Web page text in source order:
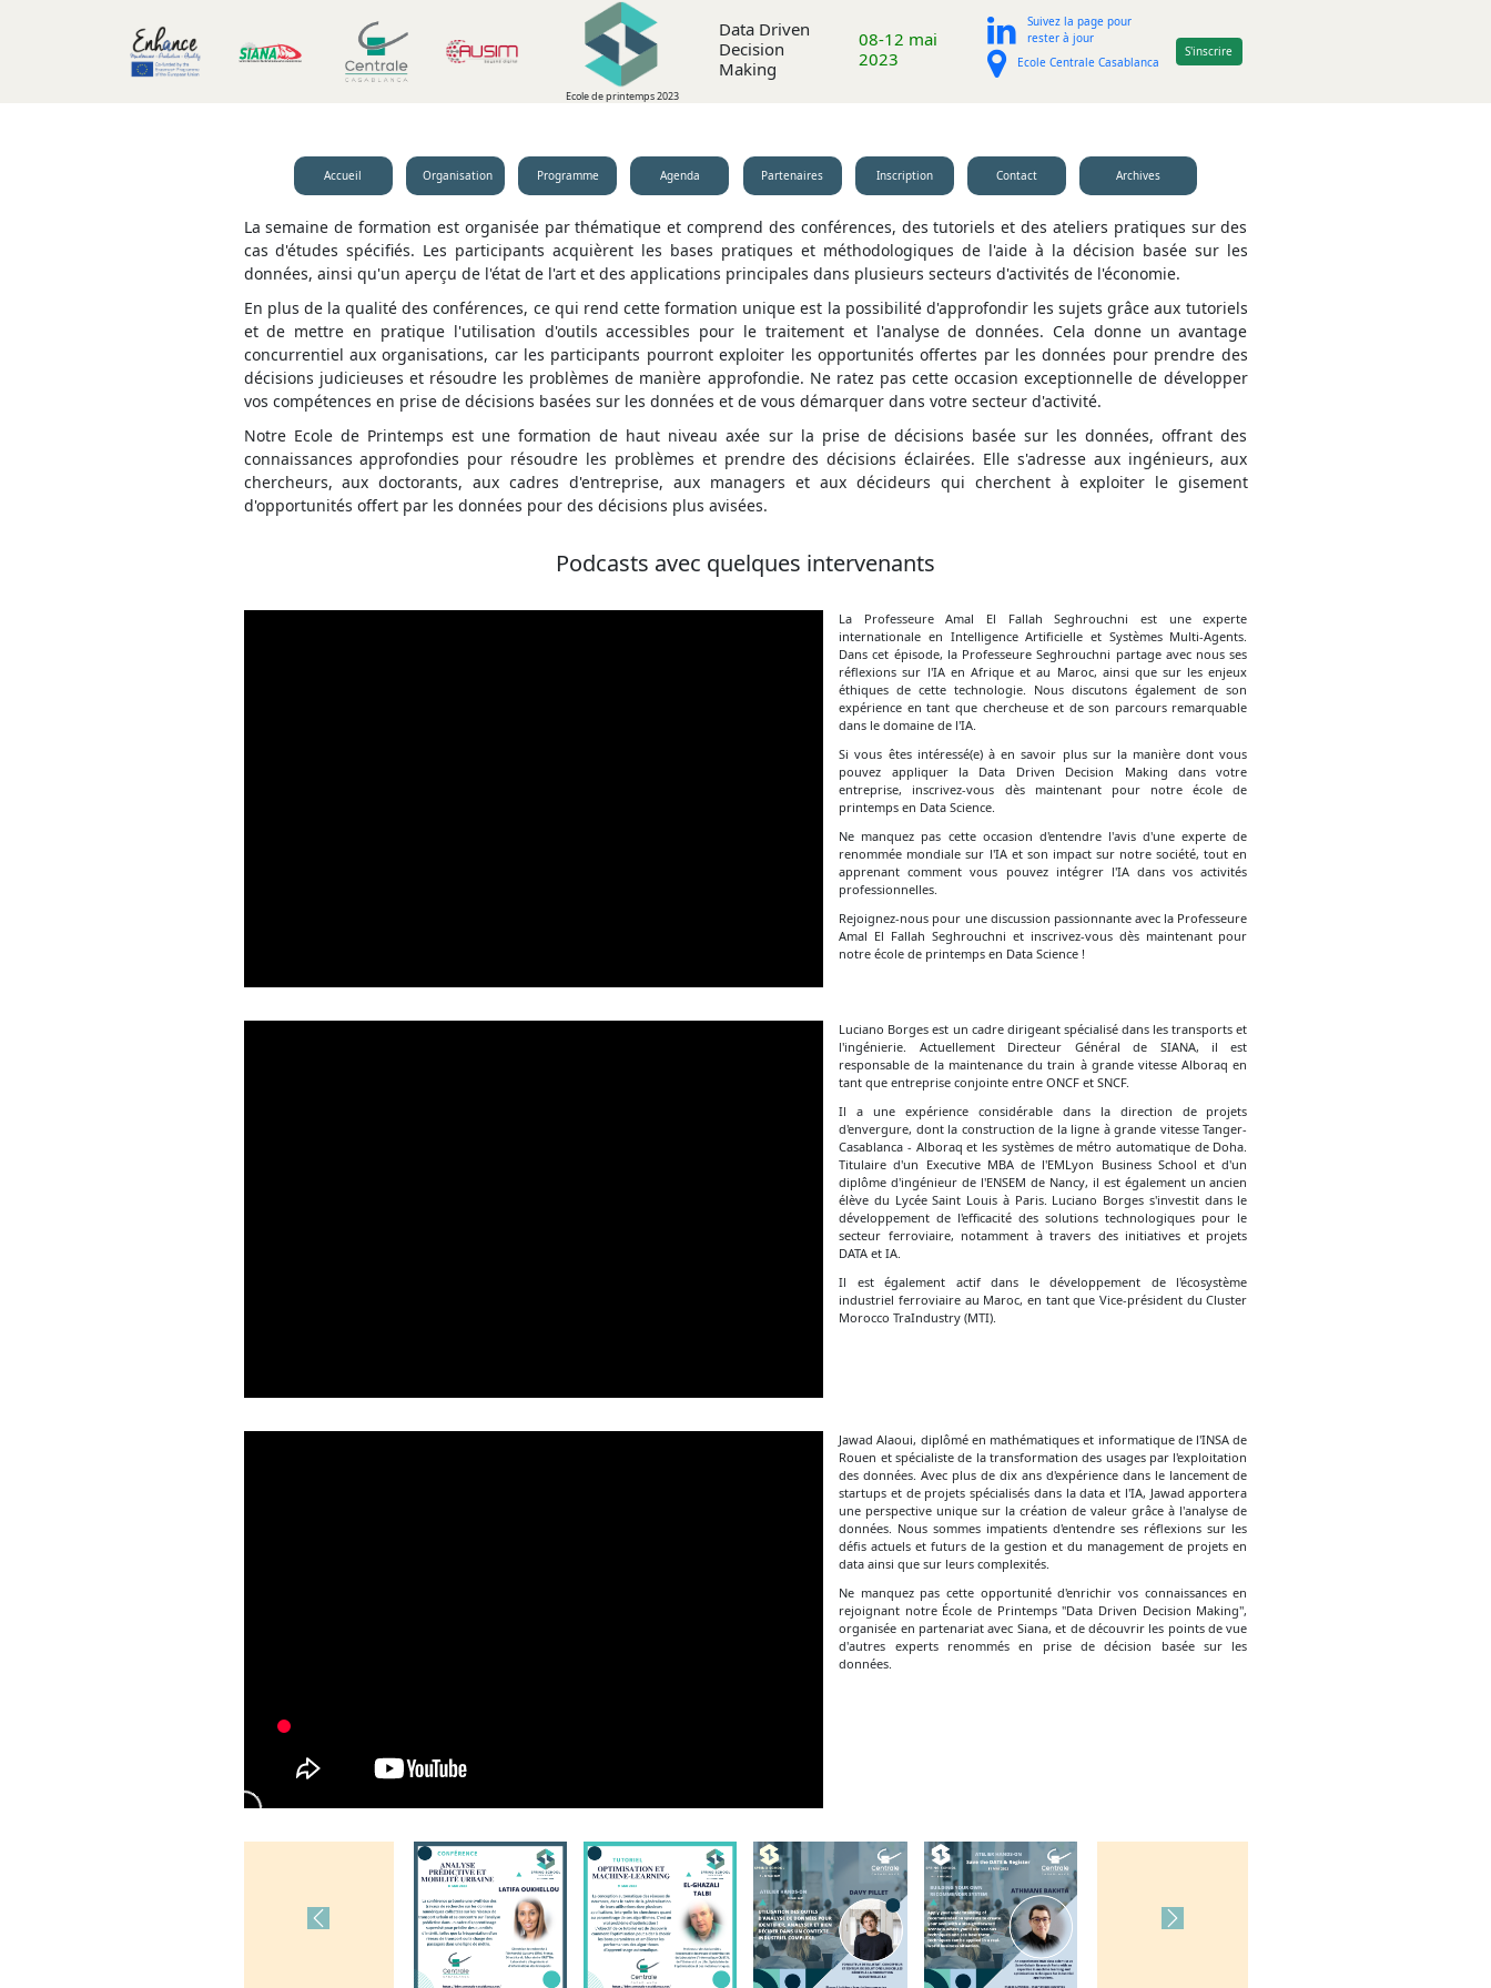
Ecole de printemps 2023
Data Driven
Decision
Making
08-12 mai
2023
Suivez la page pour
rester à jour
Ecole Centrale Casablanca
S'inscrire
Accueil Organisation Programme Agenda Partenaires Inscription Contact Archives
La semaine de formation est organisée par thématique et comprend des conférences, des tutoriels et des ateliers pratiques sur des
cas d'études spécifiés. Les participants acquièrent les bases pratiques et méthodologiques de l'aide à la décision basée sur les
données, ainsi qu'un aperçu de l'état de l'art et des applications principales dans plusieurs secteurs d'activités de l'économie.
En plus de la qualité des conférences, ce qui rend cette formation unique est la possibilité d'approfondir les sujets grâce aux tutoriels
et de mettre en pratique l'utilisation d'outils accessibles pour le traitement et l'analyse de données. Cela donne un avantage
concurrentiel aux organisations, car les participants pourront exploiter les opportunités offertes par les données pour prendre des
décisions judicieuses et résoudre les problèmes de manière approfondie. Ne ratez pas cette occasion exceptionnelle de développer
vos compétences en prise de décisions basées sur les données et de vous démarquer dans votre secteur d'activité.
Notre Ecole de Printemps est une formation de haut niveau axée sur la prise de décisions basée sur les données, offrant des
connaissances approfondies pour résoudre les problèmes et prendre des décisions éclairées. Elle s'adresse aux ingénieurs, aux
chercheurs, aux doctorants, aux cadres d'entreprise, aux managers et aux décideurs qui cherchent à exploiter le gisement
d'opportunités offert par les données pour des décisions plus avisées.
Podcasts avec quelques intervenants
La Professeure Amal El Fallah Seghrouchni est une experte
internationale en Intelligence Artificielle et Systèmes Multi-Agents.
Dans cet épisode, la Professeure Seghrouchni partage avec nous ses
réflexions sur l'IA en Afrique et au Maroc, ainsi que sur les enjeux
éthiques de cette technologie. Nous discutons également de son
expérience en tant que chercheuse et de son parcours remarquable
dans le domaine de l'IA.
Si vous êtes intéressé(e) à en savoir plus sur la manière dont vous
pouvez appliquer la Data Driven Decision Making dans votre
entreprise, inscrivez-vous dès maintenant pour notre école de
printemps en Data Science.
Ne manquez pas cette occasion d'entendre l'avis d'une experte de
renommée mondiale sur l'IA et son impact sur notre société, tout en
apprenant comment vous pouvez intégrer l'IA dans vos activités
professionnelles.
Rejoignez-nous pour une discussion passionnante avec la Professeure
Amal El Fallah Seghrouchni et inscrivez-vous dès maintenant pour
notre école de printemps en Data Science !
Luciano Borges est un cadre dirigeant spécialisé dans les transports et
l'ingénierie. Actuellement Directeur Général de SIANA, il est
responsable de la maintenance du train à grande vitesse Alboraq en
tant que entreprise conjointe entre ONCF et SNCF.
Il a une expérience considérable dans la direction de projets
d'envergure, dont la construction de la ligne à grande vitesse Tanger-
Casablanca - Alboraq et les systèmes de métro automatique de Doha.
Titulaire d'un Executive MBA de l'EMLyon Business School et d'un
diplôme d'ingénieur de l'ENSEM de Nancy, il est également un ancien
élève du Lycée Saint Louis à Paris. Luciano Borges s'investit dans le
développement de l'efficacité des solutions technologiques pour le
secteur ferroviaire, notamment à travers des initiatives et projets
DATA et IA.
Il est également actif dans le développement de l'écosystème
industriel ferroviaire au Maroc, en tant que Vice-président du Cluster
Morocco TraIndustry (MTI).
Jawad Alaoui, diplômé en mathématiques et informatique de l'INSA de
Rouen et spécialiste de la transformation des usages par l'exploitation
des données. Avec plus de dix ans d'expérience dans le lancement de
startups et de projets spécialisés dans la data et l'IA, Jawad apportera
une perspective unique sur la création de valeur grâce à l'analyse de
données. Nous sommes impatients d'entendre ses réflexions sur les
défis actuels et futurs de la gestion et du management de projets en
data ainsi que sur leurs complexités.
Ne manquez pas cette opportunité d'enrichir vos connaissances en
rejoignant notre École de Printemps "Data Driven Decision Making",
organisée en partenariat avec Siana, et de découvrir les points de vue
d'autres experts renommés en prise de décision basée sur les
données.
Previous Next